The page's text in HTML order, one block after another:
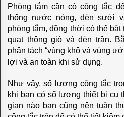
SURFACE
LIGHTING
TOSCANA
SIMON
Series
Phòng tắm cần có công tắc
thống nước nóng, đèn sưởi
phòng tắm, đồng thời có thể
quạt thông gió và đèn trần.
phân tách “vùng khô và vùng
lợi và an toàn khi sử dụng.
Như vậy, số lượng công tắc
khi bạn có số lượng thiết bị cụ
gian nào bạn cũng nên tuân